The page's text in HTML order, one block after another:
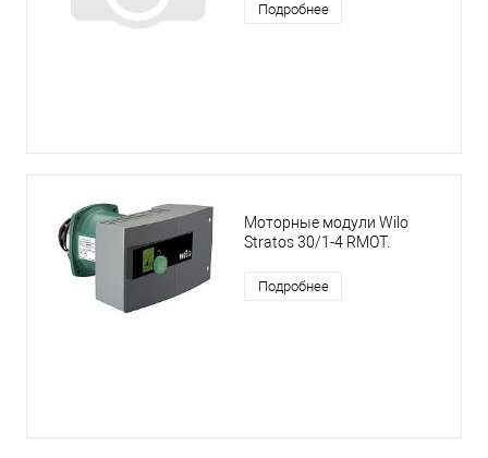
Подробнее
Моторные модули Wilo
Stratos 30/1-4 RMOT.
Подробнее